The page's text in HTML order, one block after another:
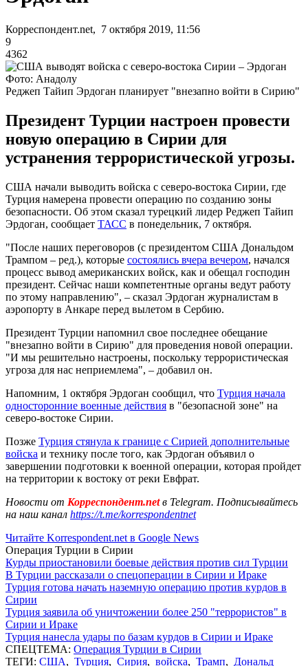
Корреспондент.net, 7 октября 2019, 11:56
9
4362
Фото: Анадолу
Реджеп Тайип Эрдоган планирует "внезапно войти в Сирию"
Президент Турции настроен провести
новую операцию в Сирии для
устранения террористической угрозы.
США начали выводить войска с северо-востока Сирии, где
Турция намерена провести операцию по созданию зоны
безопасности. Об этом сказал турецкий лидер Реджеп Тайип
Эрдоган, сообщает ТАСС в понедельник, 7 октября.
"После наших переговоров (с президентом США Дональдом
Трампом – ред.), которые состоялись вчера вечером, начался
процесс вывод американских войск, как и обещал господин
президент. Сейчас наши компетентные органы ведут работу
по этому направлению", – сказал Эрдоган журналистам в
аэропорту в Анкаре перед вылетом в Сербию.
Президент Турции напомнил свое последнее обещание
"внезапно войти в Сирию" для проведения новой операции.
"И мы решительно настроены, поскольку террористическая
угроза для нас неприемлема", – добавил он.
Напомним, 1 октября Эрдоган сообщил, что Турция начала
односторонние военные действия в "безопасной зоне" на
северо-востоке Сирии.
Позже Турция стянула к границе с Сирией дополнительные
войска и технику после того, как Эрдоган объявил о
завершении подготовки к военной операции, которая пройдет
на территории к востоку от реки Евфрат.
Новости от Корреспондент.netв Telegram. Подписывайтесь
на наш канал https://t.me/korrespondentnet
Читайте Korrespondent.net в Google News
Операция Турции в Сирии
Курды приостановили боевые действия против сил Турции
В Турции рассказали о спецоперации в Сирии и Ираке
Турция готова начать наземную операцию против курдов в
Сирии
Турция заявила об уничтожении более 250 "террористов" в
Сирии и Ираке
Турция нанесла удары по базам курдов в Сирии и Ираке
СПЕЦТЕМА: Операция Турции в Сирии
ТЕГИ: США, Турция, Сирия, войска, Трамп, Дональд